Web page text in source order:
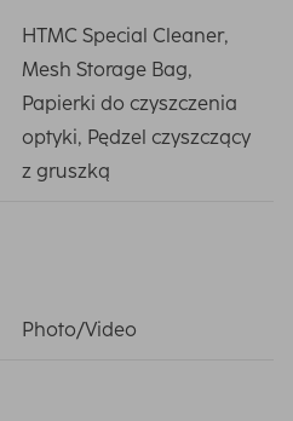
HTMC Special Cleaner,
Mesh Storage Bag,
Papierki do czyszczenia
optyki, Pędzel czyszczący
z gruszką
Photo/Video